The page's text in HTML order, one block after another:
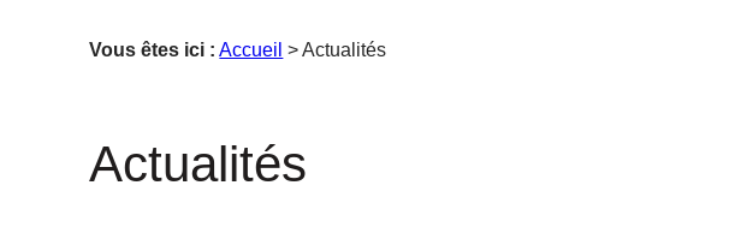
Vous êtes ici : Accueil > Actualités
Actualités